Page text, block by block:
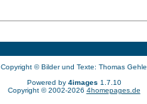
Copyright © Bilder und Texte: Thomas Gehle
Powered by 4images 1.7.10
Copyright © 2002-2026 4homepages.de